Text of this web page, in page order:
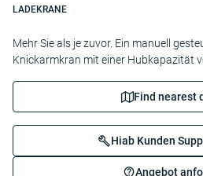
LADEKRANE
Mehr Sie als je zuvor. Ein manuell
Knickarmkran mit einer Hubkapazität
Find nearest
Hiab Kunden
Angebot